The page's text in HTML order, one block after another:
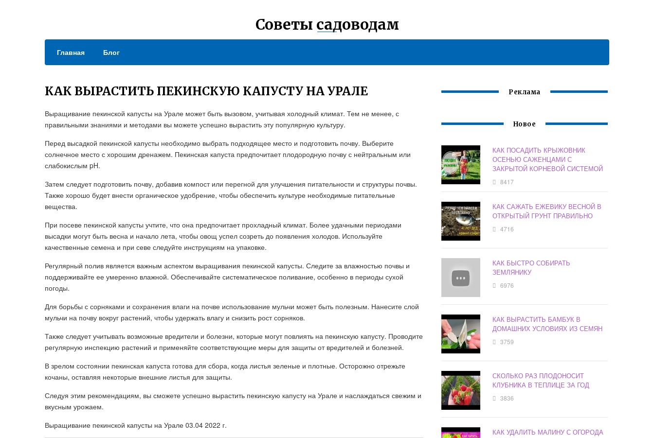
Советы садоводам
Главная Блог
КАК ВЫРАСТИТЬ ПЕКИНСКУЮ КАПУСТУ НА УРАЛЕ
Выращивание пекинской капусты на Урале может быть вызовом, учитывая холодный климат. Тем не менее, с
правильными знаниями и методами вы можете успешно вырастить эту популярную культуру.
Перед высадкой пекинской капусты необходимо выбрать подходящее место и подготовить почву. Выберите
солнечное место с хорошим дренажем. Пекинская капуста предпочитает плодородную почву с нейтральным или
слабокислым pH.
Затем следует подготовить почву, добавив компост или перегной для улучшения питательности и структуры почвы.
Также хорошо будет внести органическое удобрение, чтобы обеспечить культуре необходимые питательные
вещества.
При посеве пекинской капусты учтите, что она предпочитает прохладный климат. Более удачными периодами
высадки могут быть весна и начало лета, чтобы овощ успел созреть до появления холодов. Используйте
качественные семена и при севе следуйте инструкциям на упаковке.
Регулярный полив является важным аспектом выращивания пекинской капусты. Следите за влажностью почвы и
поддерживайте ее умеренно влажной. Обеспечивайте систематическое поливание, особенно в периоды сухой
погоды.
Для борьбы с сорняками и сохранения влаги на почве использование мульчи может быть полезным. Нанесите слой
мульчи на почву вокруг растений, чтобы удержать влагу и снизить рост сорняков.
Также следует учитывать возможные вредители и болезни, которые могут повлиять на пекинскую капусту. Проводите
регулярную инспекцию растений и применяйте соответствующие меры для защиты от вредителей и болезней.
В зрелом состоянии пекинская капуста готова для сбора, когда листья зеленые и плотные. Осторожно отрежьте
кочаны, оставляя некоторые внешние листья для защиты.
Следуя этим рекомендациям, вы сможете успешно вырастить пекинскую капусту на Урале и наслаждаться свежим и
вкусным урожаем.
Выращивание пекинской капусты на Урале 03.04 2022 г.
Реклама
Новое
КАК ПОСАДИТЬ КРЫЖОВНИК
ОСЕНЬЮ САЖЕНЦАМИ С
ЗАКРЫТОЙ КОРНЕВОЙ СИСТЕМОЙ
8417
КАК САЖАТЬ ЕЖЕВИКУ ВЕСНОЙ В
ОТКРЫТЫЙ ГРУНТ ПРАВИЛЬНО
4716
КАК БЫСТРО СОБИРАТЬ
ЗЕМЛЯНИКУ
6976
КАК ВЫРАСТИТЬ БАМБУК В
ДОМАШНИХ УСЛОВИЯХ ИЗ СЕМЯН
3759
СКОЛЬКО РАЗ ПЛОДОНОСИТ
КЛУБНИКА В ТЕПЛИЦЕ ЗА ГОД
3836
КАК УДАЛИТЬ МАЛИНУ С ОГОРОДА